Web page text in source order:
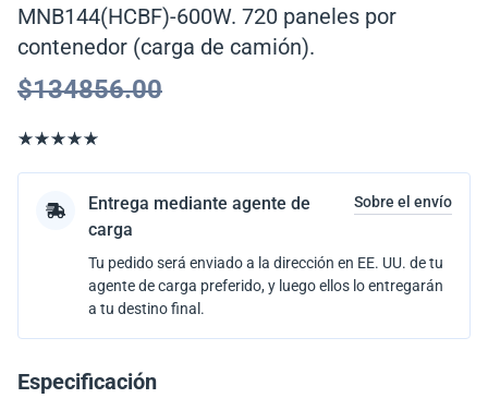
MNB144(HCBF)-600W. 720 paneles por
contenedor (carga de camión).
$134856.00
Entrega mediante agente de
carga
Sobre el envío
Tu pedido será enviado a la dirección en EE. UU. de tu
agente de carga preferido, y luego ellos lo entregarán
a tu destino final.
Especificación